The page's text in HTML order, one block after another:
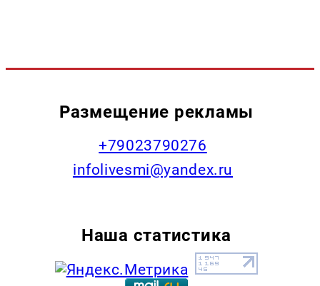
Размещение рекламы
+79023790276
infolivesmi@yandex.ru
Наша статистика